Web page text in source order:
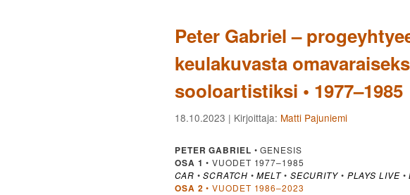
Peter Gabriel –
keulakuvasta
sooloartistiksi • 1977–1985
18.10.2023 | Kirjoittaja: Matti Pajuniemi
PETER GABRIEL • GENESIS
OSA 1• VUODET 1977–1985
CAR •SCRATCH •MELT• SECURITY• PLAYS LIVE•
OSA 2• VUODET 1986–2023